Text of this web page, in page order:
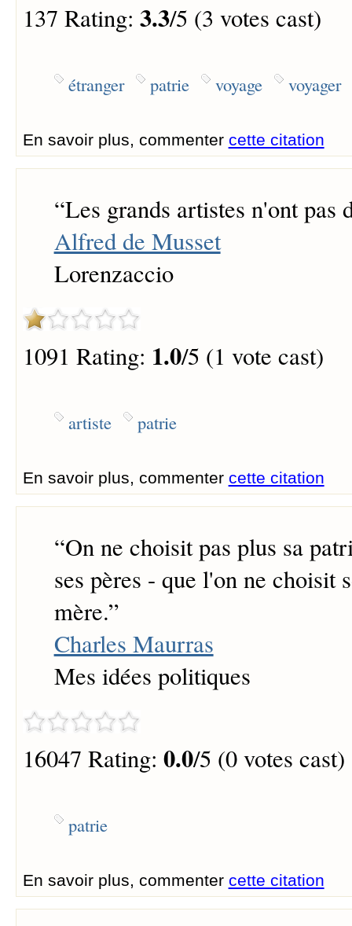
137 Rating: 3.3/5 (3 votes cast)
étranger patrie voyage voyager
En savoir plus, commenter cette citation
“Les grands artistes n'ont pas
Alfred de Musset
Lorenzaccio
1091 Rating: 1.0/5 (1 vote cast)
artiste patrie
En savoir plus, commenter cette citation
“On ne choisit pas plus sa
ses pères - que l'on ne choisit
mère.”
Charles Maurras
Mes idées politiques
16047 Rating: 0.0/5 (0 votes cast)
patrie
En savoir plus, commenter cette citation